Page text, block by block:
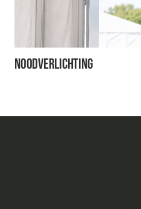
Noodverlichting